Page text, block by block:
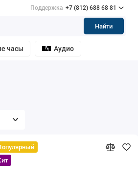
Поддержка +7 (812) 688 68 81
Найти
часы Аудио